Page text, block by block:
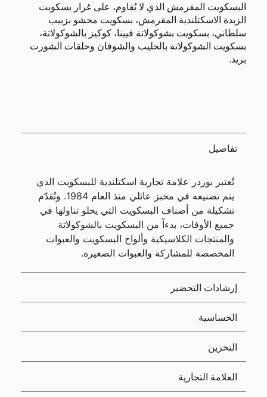
البسكويت المقرمش الذي لا يُقاوم، على غرار بسكويت
الزبدة الاسكتلندية المقرمش، بسكويت محشو بزبيب
سلطاني، بسكويت بشوكولاتة فيينا، كوكيز بالشوكولاتة،
بسكويت الشوكولاتة بالحليب والشوفان وحلقات الشورت
بريد.
تفاصيل
تُعتبر بوردر علامة تجارية اسكتلندية للبسكويت الذي
يتم تصنيعه في مخبز عائلي منذ العام 1984. وتُقدّم
تشكيلة من أصناف البسكويت التي يحلو تناولها في
جميع الأوقات، بدءاً من البسكويت بالشوكولاتة
والمنتجات الكلاسيكية وألواح البسكويت والعبوات
المخصصة للمشاركة والعبوات الصغيرة.
إرشادات التحضير
الحساسية
التخزين
العلامة التجارية